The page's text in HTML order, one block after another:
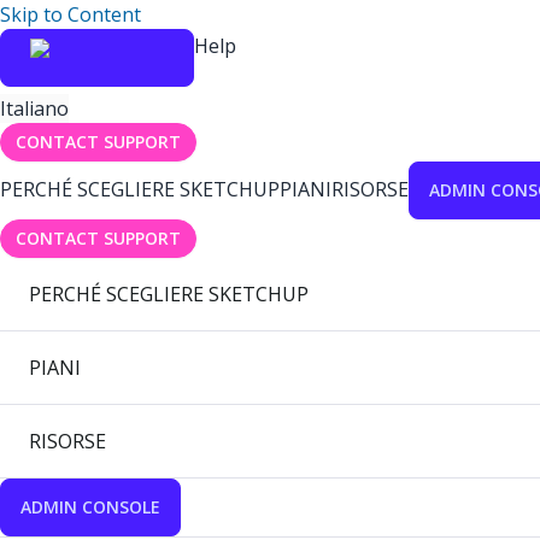
Skip to Content
Help
Italiano
CONTACT SUPPORT
PERCHÉ SCEGLIERE SKETCHUPPIANIRISORSE ADMIN
CONTACT SUPPORT
PERCHÉ SCEGLIERE SKETCHUP
PIANI
RISORSE
ADMIN CONSOLE